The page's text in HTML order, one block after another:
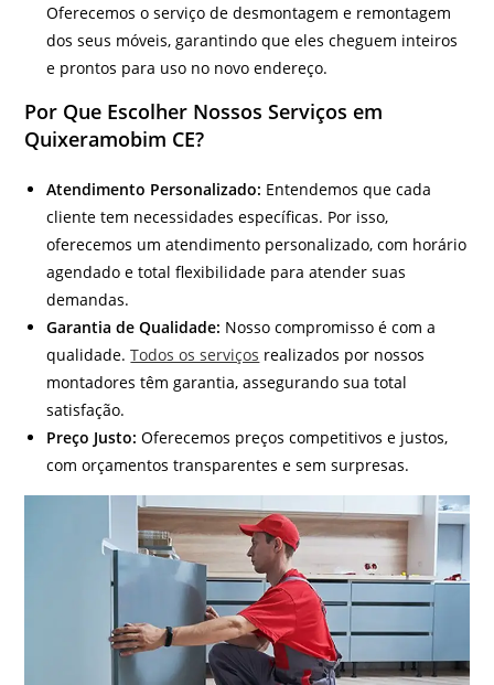
Oferecemos o serviço de desmontagem e remontagem
dos seus móveis, garantindo que eles cheguem inteiros
e prontos para uso no novo endereço.
Por Que Escolher Nossos Serviços em
Quixeramobim CE?
Atendimento Personalizado: Entendemos que cada
cliente tem necessidades específicas. Por isso,
oferecemos um atendimento personalizado, com horário
agendado e total flexibilidade para atender suas
demandas.
Garantia de Qualidade: Nosso compromisso é com a
qualidade.Todos os serviços realizados por nossos
montadores têm garantia, assegurando sua total
satisfação.
Preço Justo: Oferecemos preços competitivos e justos,
com orçamentos transparentes e sem surpresas.